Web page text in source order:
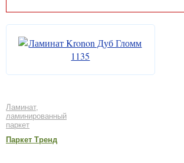
Ламинат,
ламинированный
паркет
Паркет Тренд